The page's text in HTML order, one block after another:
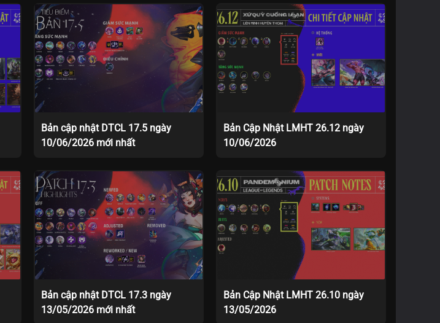
Bản cập nhật DTCL 17.5 ngày
10/06/2026 mới nhất
Bản Cập Nhật LMHT 26.12 ngày
10/06/2026
Bản cập nhật DTCL 17.3 ngày
13/05/2026 mới nhất
Bản Cập Nhật LMHT 26.10 ngày
13/05/2026